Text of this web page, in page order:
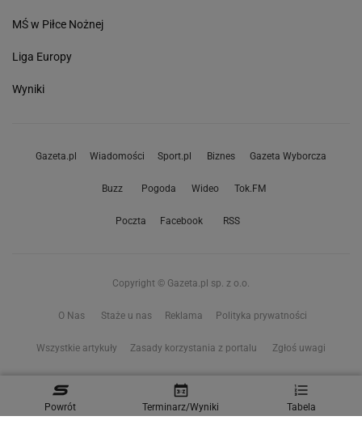
Powrót Terminarz/Wyniki Tabela
MŚ w Piłce Nożnej
Liga Europy
Wyniki
Gazeta.pl Wiadomości Sport.pl Biznes Gazeta Wyborcza
Buzz Pogoda Wideo Tok.FM
Poczta Facebook RSS
Copyright © Gazeta.pl sp. z o.o.
O Nas Staże u nas Reklama Polityka prywatności
Wszystkie artykuły Zasady korzystania z portalu Zgłoś uwagi